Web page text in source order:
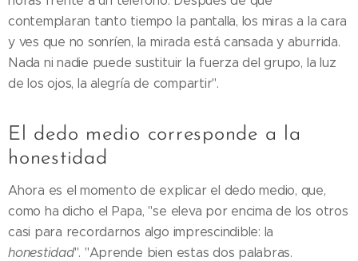
contemplaran tanto tiempo la pantalla, los miras a la cara
y ves que no sonríen, la mirada está cansada y aburrida.
Nada ni nadie puede sustituir la fuerza del grupo, la luz
de los ojos, la alegría de compartir".
El dedo medio corresponde a la
honestidad
Ahora es el momento de explicar el dedo medio, que,
como ha dicho el Papa, "se eleva por encima de los otros
casi para recordarnos algo imprescindible: la
honestidad". "Aprende bien estas dos palabras.